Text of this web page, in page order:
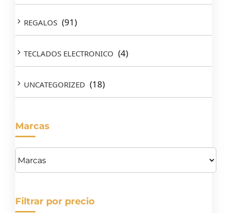
REGALOS (91)
TECLADOS ELECTRONICO (4)
UNCATEGORIZED (18)
Marcas
Filtrar por precio